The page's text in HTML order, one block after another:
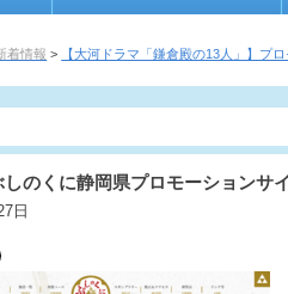
着情報 > 【大河ドラマ「鎌倉殿の13人」】プ
しのくに静岡県プロモーションサ
日